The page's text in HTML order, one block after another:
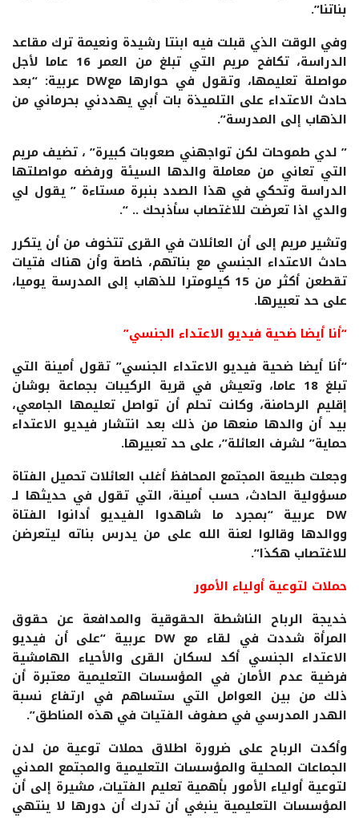
بناتنا”.
وفي الوقت الذي قبلت فيه ابنتا رشيدة ونعيمة ترك مقاعد
الدراسة، تكافح مريم التي تبلغ من العمر 16 عاما لأجل
مواصلة تعليمها، وتقول في حوارها معDW عربية: “بعد
حادث الاعتداء على التلميذة بات أبي يهددني بحرماني من
الذهاب إلى المدرسة”.
” لدي طموحات لكن تواجهني صعوبات كبيرة” ، تضيف مريم
التي تعاني من معاملة والدها السيئة ورفضه مواصلتها
الدراسة وتحكي في هذا الصدد بنبرة مستاءة ” يقول لي
والدي اذا تعرضت للاغتصاب سأذبحك .. “.
وتشير مريم إلى أن العائلات في القرى تتخوف من أن يتكرر
حادث الاعتداء الجنسي مع بناتهم، خاصة وأن هناك فتيات
تقطعن أكثر من 15 كيلومترا للذهاب إلى المدرسة يوميا،
على حد تعبيرها.
“أنا أيضا ضحية فيديو الاعتداء الجنسي”
“أنا أيضا ضحية فيديو الاعتداء الجنسي” تقول أمينة التي
تبلغ 18 عاما، وتعيش في قرية الركيبات بجماعة بوشان
إقليم الرحامنة، وكانت تحلم أن تواصل تعليمها الجامعي،
بيد أن والدها منعها من ذلك بعد انتشار فيديو الاعتداء
حماية” لشرف العائلة”، على حد تعبيرها.
وجعلت طبيعة المجتمع المحافظ أغلب العائلات تحميل الفتاة
مسؤولية الحادث، حسب أمينة، التي تقول في حديثها لـ
DW عربية “بمجرد ما شاهدوا الفيديو أدانوا الفتاة
ووالدها وقالوا لعنة الله على من يدرس بناته ليتعرضن
للاغتصاب هكذا”.
حملات لتوعية أولياء الأمور
خديجة الرباح الناشطة الحقوقية والمدافعة عن حقوق
المرأة شددت في لقاء مع DW عربية “على أن فيديو
الاعتداء الجنسي أكد لسكان القرى والأحياء الهامشية
فرضية عدم الأمان في المؤسسات التعليمية معتبرة أن
ذلك من بين العوامل التي ستساهم في ارتفاع نسبة
الهدر المدرسي في صفوف الفتيات في هذه المناطق”.
وأكدت الرباح على ضرورة اطلاق حملات توعية من لدن
الجماعات المحلية والمؤسسات التعليمية والمجتمع المدني
لتوعية أولياء الأمور بأهمية تعليم الفتيات، مشيرة إلى أن
المؤسسات التعليمية ينبغي أن تدرك أن دورها لا ينتهي